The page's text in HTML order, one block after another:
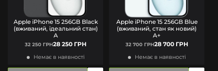
Apple iPhone 15 256GB Black
(вживаний, ідеальний стан)
А
32 250 ГРН28 250 ГРН
Немає в наявності
Apple iPhone 15 256GB Blue
(вживаний, стан як новий)
А+
32 700 ГРН28 700 ГРН
Немає в наявності